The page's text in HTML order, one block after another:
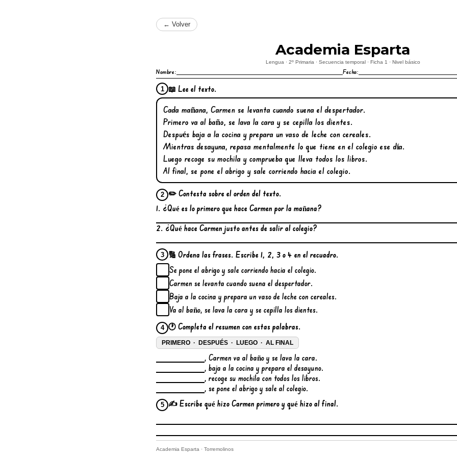
← Volver
Academia Esparta
Lengua · 2º Primaria · Secuencia temporal · Ficha 1 · Nivel básico
Nombre: Fecha:
1 📖 Lee el texto.
Cada mañana, Carmen se levanta cuando suena el despertador.
Primero va al baño, se lava la cara y se cepilla los dientes.
Después baja a la cocina y prepara un vaso de leche con cereales.
Mientras desayuna, repasa mentalmente lo que tiene en el colegio ese día.
Luego recoge su mochila y comprueba que lleva todos los libros.
Al final, se pone el abrigo y sale corriendo hacia el colegio.
2
✏️ Contesta sobre el orden del texto.
1. ¿Qué es lo primero que hace Carmen por la mañana?
2. ¿Qué hace Carmen justo antes de salir al colegio?
3
🔢 Ordena las frases. Escribe 1, 2, 3 o 4 en el recuadro.
Se pone el abrigo y sale corriendo hacia el colegio.
Carmen se levanta cuando suena el despertador.
Baja a la cocina y prepara un vaso de leche con cereales.
Va al baño, se lava la cara y se cepilla los dientes.
4 🕐 Completa el resumen con estas palabras.
PRIMERO · DESPUÉS · LUEGO · AL FINAL
, Carmen va al baño y se lava la cara.
, baja a la cocina y prepara el desayuno.
, recoge su mochila con todos los libros.
, se pone el abrigo y sale al colegio.
5 ✍️ Escribe qué hizo Carmen primero y qué hizo al final.
Academia Esparta · Torremolinos